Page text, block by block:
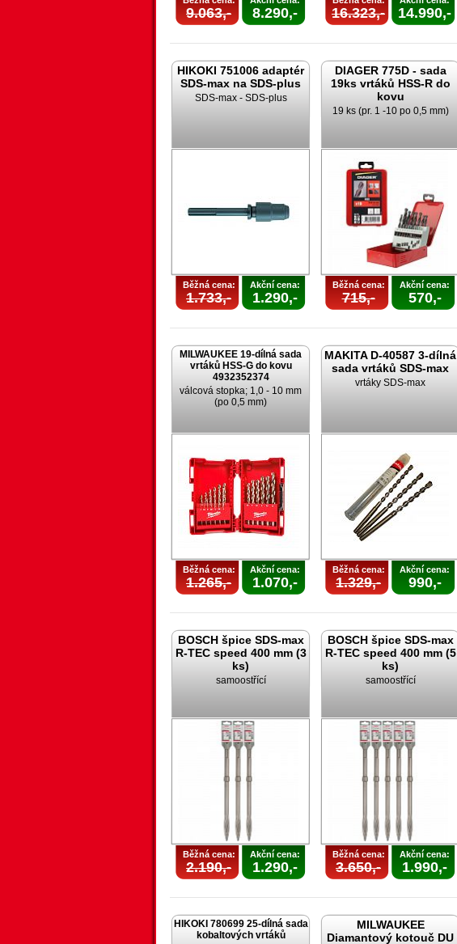
9.063,- 8.290,- 16.323,- 14.990,-
HIKOKI 751006 adaptér
SDS-max na SDS-plus
SDS-max - SDS-plus
Běžná cena:
1.733,-
Akční cena:
1.290,-
DIAGER 775D - sada
19ks vrtáků HSS-R do
kovu
19 ks (pr. 1 -10 po 0,5 mm)
Běžná cena:
715,-
Akční cena:
570,-
MILWAUKEE 19-dílná sada
vrtáků HSS-G do kovu
4932352374
válcová stopka; 1,0 - 10 mm
(po 0,5 mm)
Běžná cena:
1.265,-
Akční cena:
1.070,-
MAKITA D-40587 3-dílná
sada vrtáků SDS-max
vrtáky SDS-max
Běžná cena:
1.329,-
Akční cena:
990,-
BOSCH špice SDS-max
R-TEC speed 400 mm (3
ks)
samoostřící
Běžná cena:
2.190,-
Akční cena:
1.290,-
BOSCH špice SDS-max
R-TEC speed 400 mm (5
ks)
samoostřící
Běžná cena:
3.650,-
Akční cena:
1.990,-
HIKOKI 780699 25-dílná sada
kobaltových vrtáků
MILWAUKEE
Diamantový kotouč DU